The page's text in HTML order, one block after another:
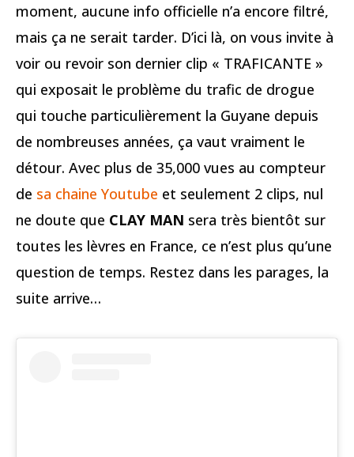
moment, aucune info officielle n’a encore filtré,
mais ça ne serait tarder. D’ici là, on vous invite à
voir ou revoir son dernier clip « TRAFICANTE »
qui exposait le problème du trafic de drogue
qui touche particulièrement la Guyane depuis
de nombreuses années, ça vaut vraiment le
détour. Avec plus de 35,000 vues au compteur
de sa chaine Youtube et seulement 2 clips, nul
ne doute que CLAY MAN sera très bientôt sur
toutes les lèvres en France, ce n’est plus qu’une
question de temps. Restez dans les parages, la
suite arrive…